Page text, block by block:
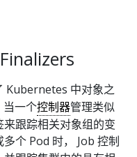
Kubernetes 中对象之
当一个控制器管理类似
跟踪相关对象组的变
个 Pod 时， Job 控制